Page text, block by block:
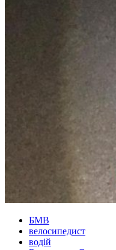
БМВ
велосипедист
водій